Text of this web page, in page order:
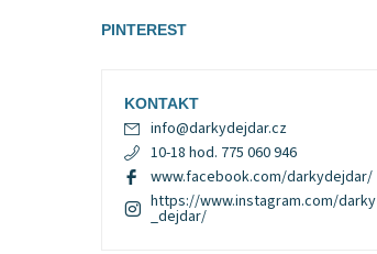
PINTEREST
KONTAKT
info@darkydejdar.cz
10-18 hod. 775 060 946
www.facebook.com/darkydejdar/
https://www.instagram.com/darky
_dejdar/